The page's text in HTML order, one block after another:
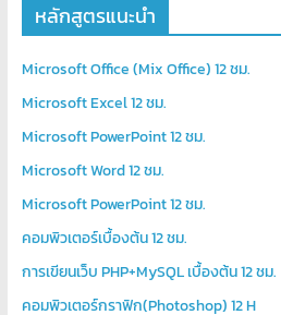
หลักสูตรแนะนำ
Microsoft Office (Mix Office) 12 ชม.
Microsoft Excel 12 ชม.
Microsoft PowerPoint 12 ชม.
Microsoft Word 12 ชม.
Microsoft PowerPoint 12 ชม.
คอมพิวเตอร์เบื้องต้น 12 ชม.
การเขียนเว็บ PHP+MySQL เบื้องต้น 12 ชม.
คอมพิวเตอร์กราฟิก(Photoshop) 12 H